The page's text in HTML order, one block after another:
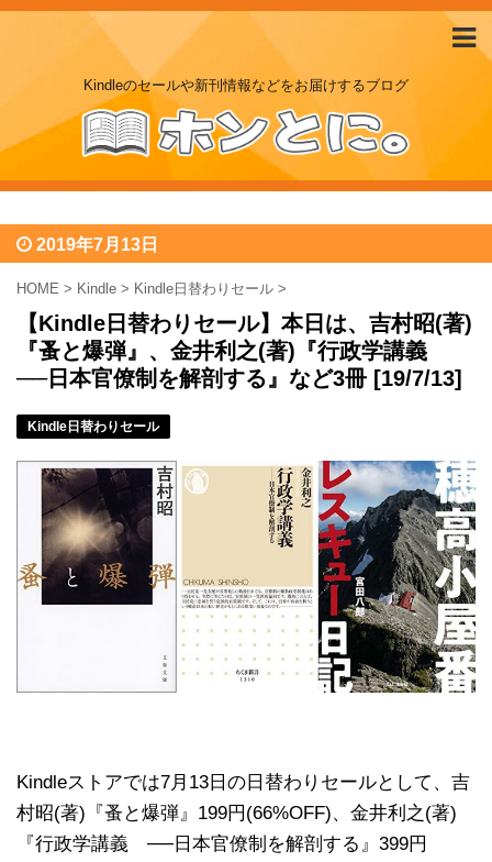
Kindleのセールや新刊情報などをお届けするブログ
2019年7月13日
HOME > Kindle > Kindle日替わりセール >
【Kindle日替わりセール】本日は、吉村昭(著)
『蚤と爆弾』、金井利之(著)『行政学講義
──日本官僚制を解剖する』など3冊 [19/7/13]
Kindle日替わりセール
Kindleストアでは7月13日の日替わりセールとして、吉
村昭(著)『蚤と爆弾』199円(66%OFF)、金井利之(著)
『行政学講義 ──日本官僚制を解剖する』399円